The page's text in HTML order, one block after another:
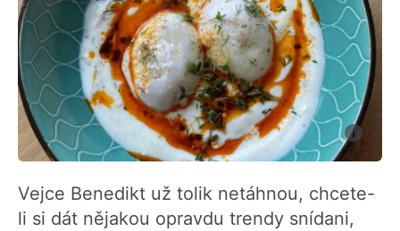
Vejce Benedikt už tolik netáhnou, chcete-
li si dát nějakou opravdu trendy snídani,